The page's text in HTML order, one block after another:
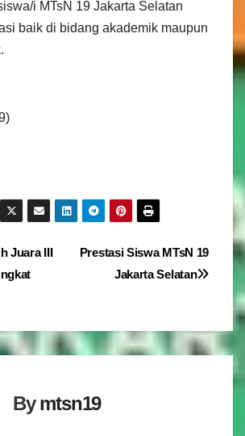
i MTsN 19 Jakarta Selatan
baik di bidang akademik maupun
Prestasi Siswa MTsN 19
Jakarta Selatan
Juara III
Bymtsn19